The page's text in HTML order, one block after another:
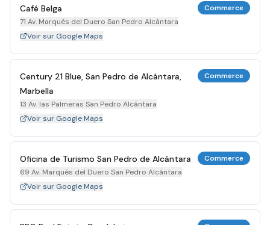
Café Belga
71 Av. Marqués del Duero San Pedro Alcántara
Commerce
Voir sur Google Maps
Century 21 Blue, San Pedro de Alcántara,
Marbella
13 Av. las Palmeras San Pedro Alcántara
Commerce
Voir sur Google Maps
Oficina de Turismo San Pedro de Alcántara
69 Av. Marqués del Duero San Pedro Alcántara
Commerce
Voir sur Google Maps